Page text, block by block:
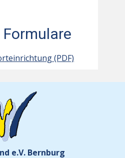
(PDF)
e.V. Bernburg